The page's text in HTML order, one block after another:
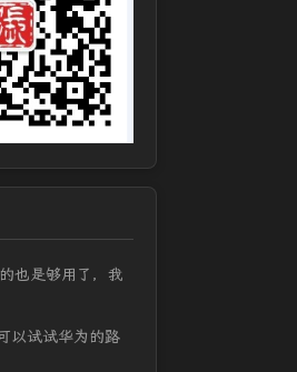
也是够用了，我
以试试华为的路